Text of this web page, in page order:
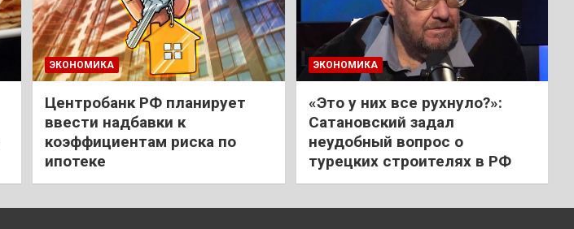
ЭКОНОМИКА
Центробанк РФ планирует
ввести надбавки к
коэффициентам риска по
ипотеке
ЭКОНОМИКА
«Это у них все рухнуло?»:
Сатановский задал
неудобный вопрос о
турецких строителях в РФ